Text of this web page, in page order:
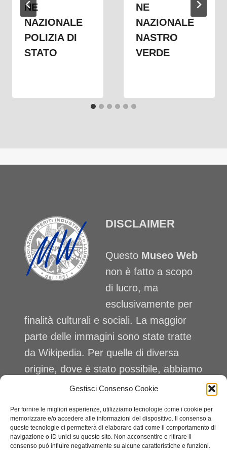
Gestisci Consenso Cookie
Per fornire le migliori esperienze, utilizziamo tecnologie come i cookie per
memorizzare e/o accedere alle informazioni del dispositivo. Il consenso a
queste tecnologie ci permetterà di elaborare dati come il comportamento di
navigazione o ID unici su questo sito. Non acconsentire o ritirare il
consenso può influire negativamente su alcune caratteristiche e funzioni.
NE
NAZIONALE
POLIZIA DI
STATO
NE
NAZIONALE
NASTRO
VERDE
DISCLAIMER
Questo Museo Web
non è fatto a scopo
di lucro, ma
esclusivamente per
finalità culturali e sociali. La maggior
parte delle immagini sono state tratte
da Wikipedia. Per quelle di diversa
origine, dove è stato possibile, abbiamo
citato la fonte. Nei casi in cui questa
mettersi in contatto con noi:
info@apil.it, al fine di attribuire alle
immagini l’esatta provenienza.